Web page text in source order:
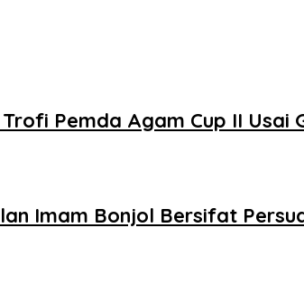
Pemda Agam Cup II Usai
Imam Bonjol Bersifat